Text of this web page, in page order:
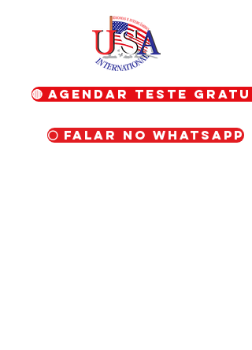
🔴 Agendar teste
⚪ Falar no WhatsApp